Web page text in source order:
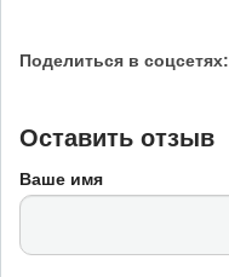
Поделиться в соцсетях:
Оставить отзыв
Ваше имя